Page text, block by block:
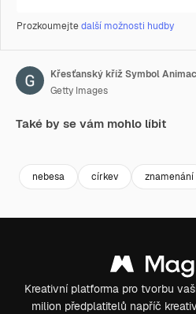
Prozkoumejtedalší možnosti hudby
Křesťanský kříž Symbol
Getty Images
Také by se vám mohlo líbit
nebesa církev znamenání
Kreativní platforma pro tvorbu
milion předplatitelů napříč